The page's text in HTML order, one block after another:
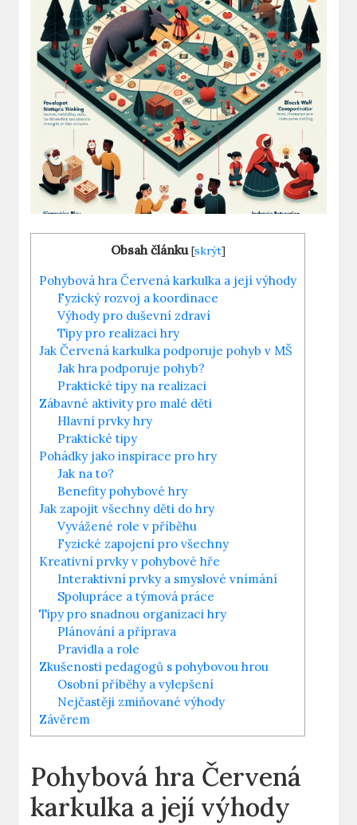
Obsah článku [skrýt]
Pohybová‍ hra ⁣Červená karkulka​ a její výhody
Fyzický rozvoj a⁢ koordinace
Výhody⁤ pro duševní zdraví
Tipy pro realizaci hry
Jak Červená karkulka podporuje ​pohyb v MŠ
Jak hra⁤ podporuje ⁣pohyb?
Praktické tipy na realizaci
Zábavné aktivity ⁣pro malé děti
Hlavní prvky hry
Praktické tipy
Pohádky ​jako‌ inspirace pro‌ hry
Jak ‍na to?
Benefity ‍pohybové hry
Jak zapojit všechny děti do hry
Vyvážené role‌ v příběhu
Fyzické zapojení pro všechny
Kreativní prvky v pohybové hře
Interaktivní prvky a smyslové vnímání
Spolupráce a ⁤týmová práce
Tipy ‌pro snadnou organizaci hry
Plánování a příprava
Pravidla a role
Zkušenosti⁣ pedagogů s pohybovou hrou
Osobní⁤ příběhy ‌a ⁣vylepšení
Nejčastěji​ zmiňované výhody
Závěrem
Pohybová‍ hra ⁣Červená
karkulka​ a její výhody